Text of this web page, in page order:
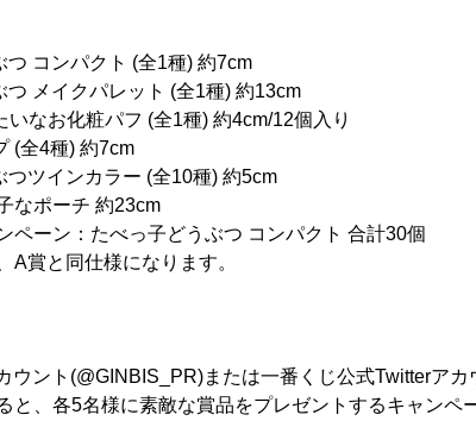
つ コンパクト (全1種) 約7cm
つ メイクパレット (全1種) 約13cm
いなお化粧パフ (全1種) 約4cm/12個入り
(全4種) 約7cm
つツインカラー (全10種) 約5cm
なポーチ 約23cm
ペーン：たべっ子どうぶつ コンパクト 合計30個
賞と同仕様になります。
ウント(@GINBIS_PR)または一番くじ公式Twitterア
と、各5名様に素敵な賞品をプレゼントするキャンペ